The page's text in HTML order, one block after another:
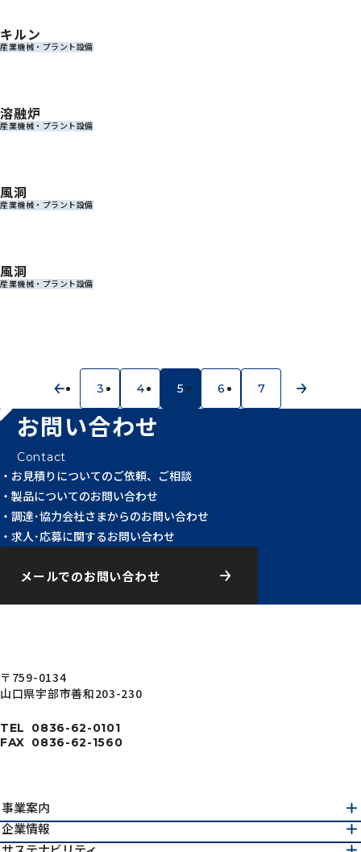
キルン
産業機械・プラント設備
溶融炉
産業機械・プラント設備
風洞
産業機械・プラント設備
風洞
産業機械・プラント設備
prev 3 4 5 6 7 next
お問い合わせ
Contact
お見積りについてのご依頼、ご相談
製品についてのお問い合わせ
調達･協力会社さまからのお問い合わせ
求人･応募に関するお問い合わせ
メールでのお問い合わせ
〒759-0134
山口県宇部市善和203-230
TEL
0836-62-0101
FAX 0836-62-1560
事業案内
企業情報